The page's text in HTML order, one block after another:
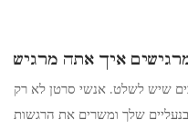
איך אתה מרגיש
שיש לשלט. אנשי סרטן לא רק
שלך ומשרים את הרגשות